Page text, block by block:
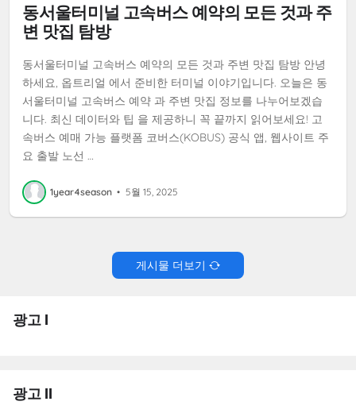
동서울터미널 고속버스 예약의 모든 것과 주
변 맛집 탐방
동서울터미널 고속버스 예약의 모든 것과 주변 맛집 탐방 안녕
하세요, 옵트리얼 에서 준비한 터미널 이야기입니다. 오늘은 동
서울터미널 고속버스 예약 과 주변 맛집 정보를 나누어보겠습
니다. 최신 데이터와 팁 을 제공하니 꼭 끝까지 읽어보세요! 고
속버스 예매 가능 플랫폼 코버스(KOBUS) 공식 앱, 웹사이트 주
요 출발 노선 …
1year4season • 5월 15, 2025
게시물 더보기
광고 I
광고 II